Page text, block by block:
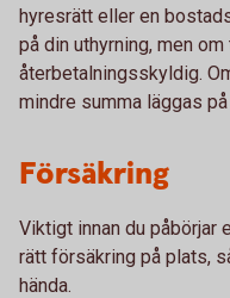
hyresrätt eller en
på din uthyrning, men
återbetalningsskyldig.
mindre summa läggas på
Försäkring
Viktigt innan du påbörjar
rätt försäkring på plats,
hända.